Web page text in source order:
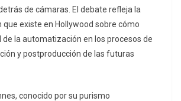
de cámaras. El debate refleja la
existe en Hollywood sobre cómo
la automatización en los procesos de
y postproducción de las futuras
conocido por su purismo